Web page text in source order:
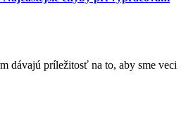
dávajú príležitosť na to, aby sme veci